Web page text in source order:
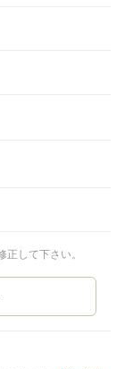
して下さい。